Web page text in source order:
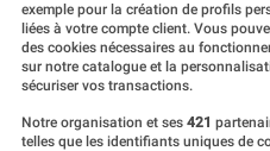
Littéraire
exemple pour la création de profils
liées à votre compte client. Vous
des cookies nécessaires au
sur notre catalogue et la
sécuriser vos transactions.
Notre organisation et ses 421
telles que les identifiants uniques de